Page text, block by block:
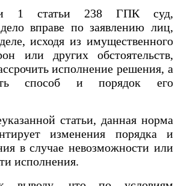
1 статьи 238 ГПК суд,
вправе по заявлению лиц,
исходя из имущественного
или других обстоятельств,
исполнение решения, а
способ и порядок его
статьи, данная норма
изменения порядка и
в случае невозможности или
исполнения.